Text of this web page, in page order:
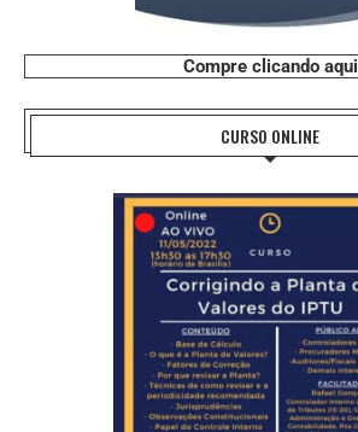
Compre clicando aqui
CURSO ONLINE